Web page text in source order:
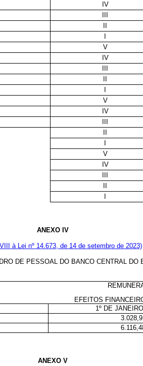
IV
V
IV
V
IV
V
IV
ANEXO IV
à Lei nº 14.673, de 14 de setembro de 2023)
DE PESSOAL DO BANCO CENTRAL
EFEITOS
1º DE
ANEXO V